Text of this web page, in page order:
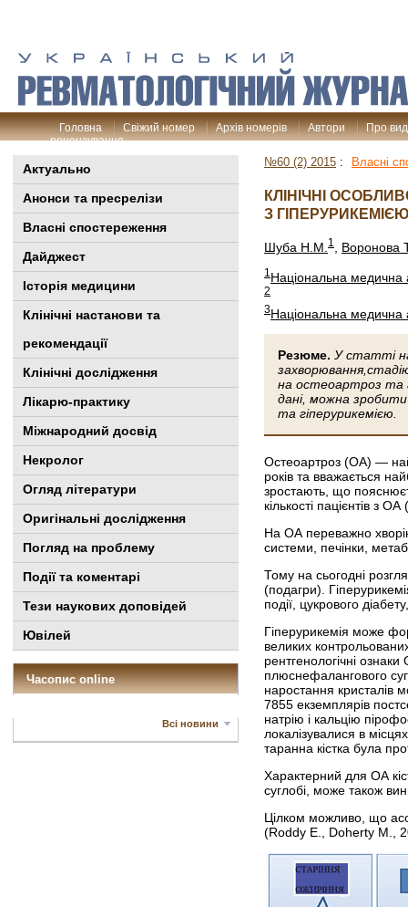
Головна Свіжий номер Архів номерів Автори
Про
рецензування
Актуально
Анонси та пресрелізи
Власні спостереження
Дайджест
Історія медицини
Клінiчні настанови та
рекомендації
Клінічні дослідження
Лікарю-практику
Міжнародний досвід
Некролог
Огляд літератури
Оригінальні дослідження
Погляд на проблему
Події та коментарі
Тези наукових доповідей
Ювілей
Часопис online
Всі новини
№60 (2) 2015 : Власні
КЛІНІЧНІ
З
Шуба Н.М. 1 Воронова
1Національна медична
2
3Національна медична
Резюме. У статті
на остеоартроз та
дані, можна зробити
та гіперурикемією.
Остеоартроз (ОА) —
років та вважається
зростають, що
кількості пацієнтів з
На ОА переважно
системи, печінки,
Тому на сьогодні
(подагри).
події, цукрового
Гіперурикемія може
великих
рентгенологічні
плюснефалангового
наростання кристалів
7855 екземплярів
натрію і кальцію
локалізувалися в
таранна кістка була
Характерний для ОА
суглобі, може також
Цілком можливо, що
(Roddy E., Doherty M.,